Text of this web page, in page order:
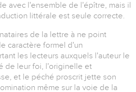
avec l'ensemble de l'épître, mais il
littérale est seule correcte.
de la lettre à ne point
caractère formel d'un
les lecteurs auxquels l'auteur le
de leur foi, l'originelle et
et le péché proscrit jette son
même sur la voie de la